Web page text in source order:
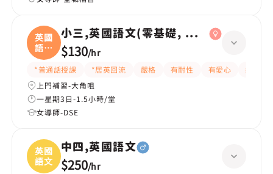
英國
語文
(
小三,英國語文(零基礎, 會話)
$130/hr
*普通話授課 *居英回流 嚴格 有耐性 有愛心
細心
上門補習-大角咀
一星期3日-1.5小時/堂
女導師-DSE
英國
語文
中四,英國語文
$250/hr